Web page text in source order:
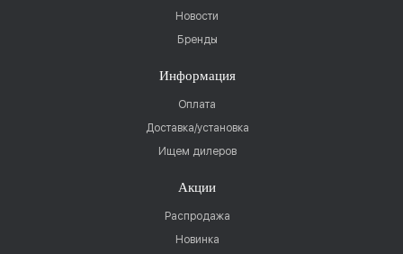
Новости
Бренды
Информация
Оплата
Доставка/установка
Ищем дилеров
Акции
Распродажа
Новинка